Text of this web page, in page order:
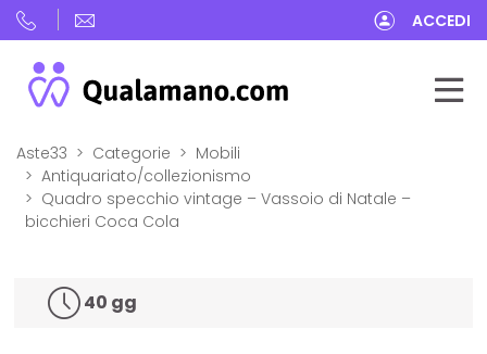
ACCEDI
Aste33 Categorie
Mobili
Antiquariato/collezionismo
Quadro specchio vintage – Vassoio di Natale –
bicchieri Coca Cola
40 gg